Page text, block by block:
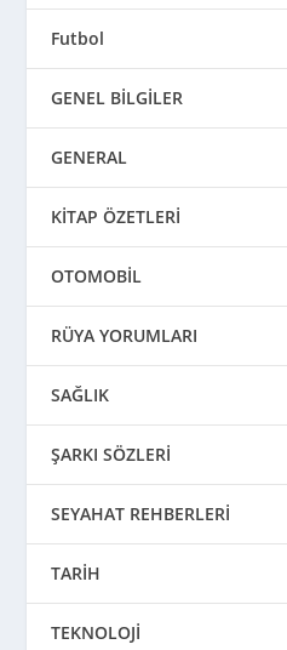
Futbol
GENEL BİLGİLER
GENERAL
KİTAP ÖZETLERİ
OTOMOBİL
RÜYA YORUMLARI
SAĞLIK
ŞARKI SÖZLERİ
SEYAHAT REHBERLERİ
TARİH
TEKNOLOJİ